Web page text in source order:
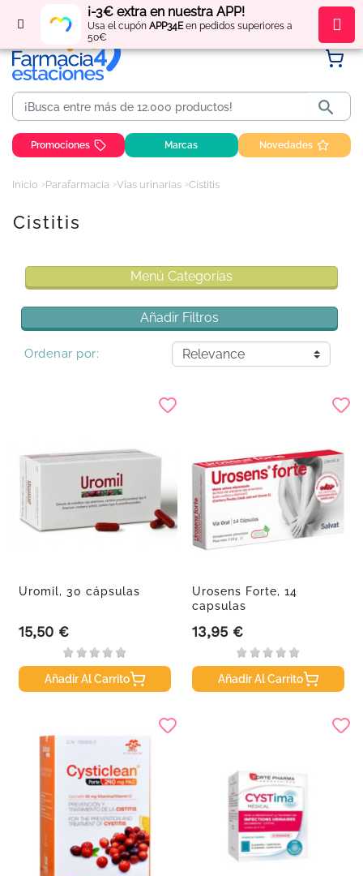
¡-3€ extra en nuestra APP!
Usa el cupón APP34Een pedidos superiores a
50€
Regístratey obténpuntos por tus compras

Promociones Marcas Novedades
Inicio Parafarmacia Vías urinarias Cistitis
Cistitis
Menú Categorías
Añadir Filtros
Ordenar por:
Uromil, 30 cápsulas
Precio
15,50 €
Añadir Al Carrito
Urosens Forte, 14
capsulas
Precio
13,95 €
Añadir Al Carrito